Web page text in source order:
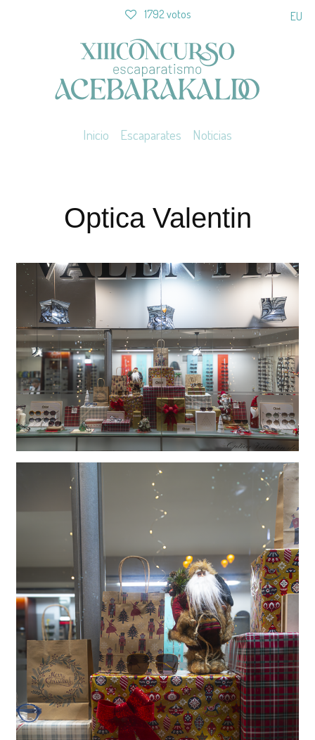
1792 votos EU
Inicio Escaparates Noticias
Optica Valentin